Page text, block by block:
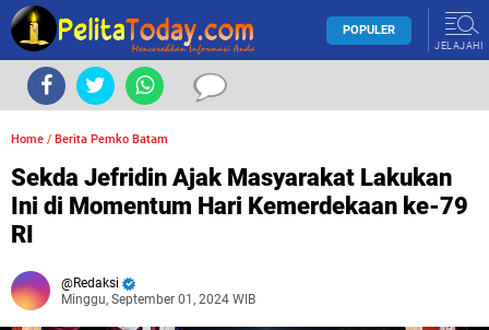
POPULER
JELAJAHI
Home / Berita Pemko Batam
Sekda Jefridin Ajak Masyarakat Lakukan
Ini di Momentum Hari Kemerdekaan ke-79
RI
Redaksi
Minggu, September 01, 2024 WIB